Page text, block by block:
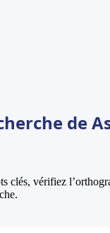
de
clés, vérifiez